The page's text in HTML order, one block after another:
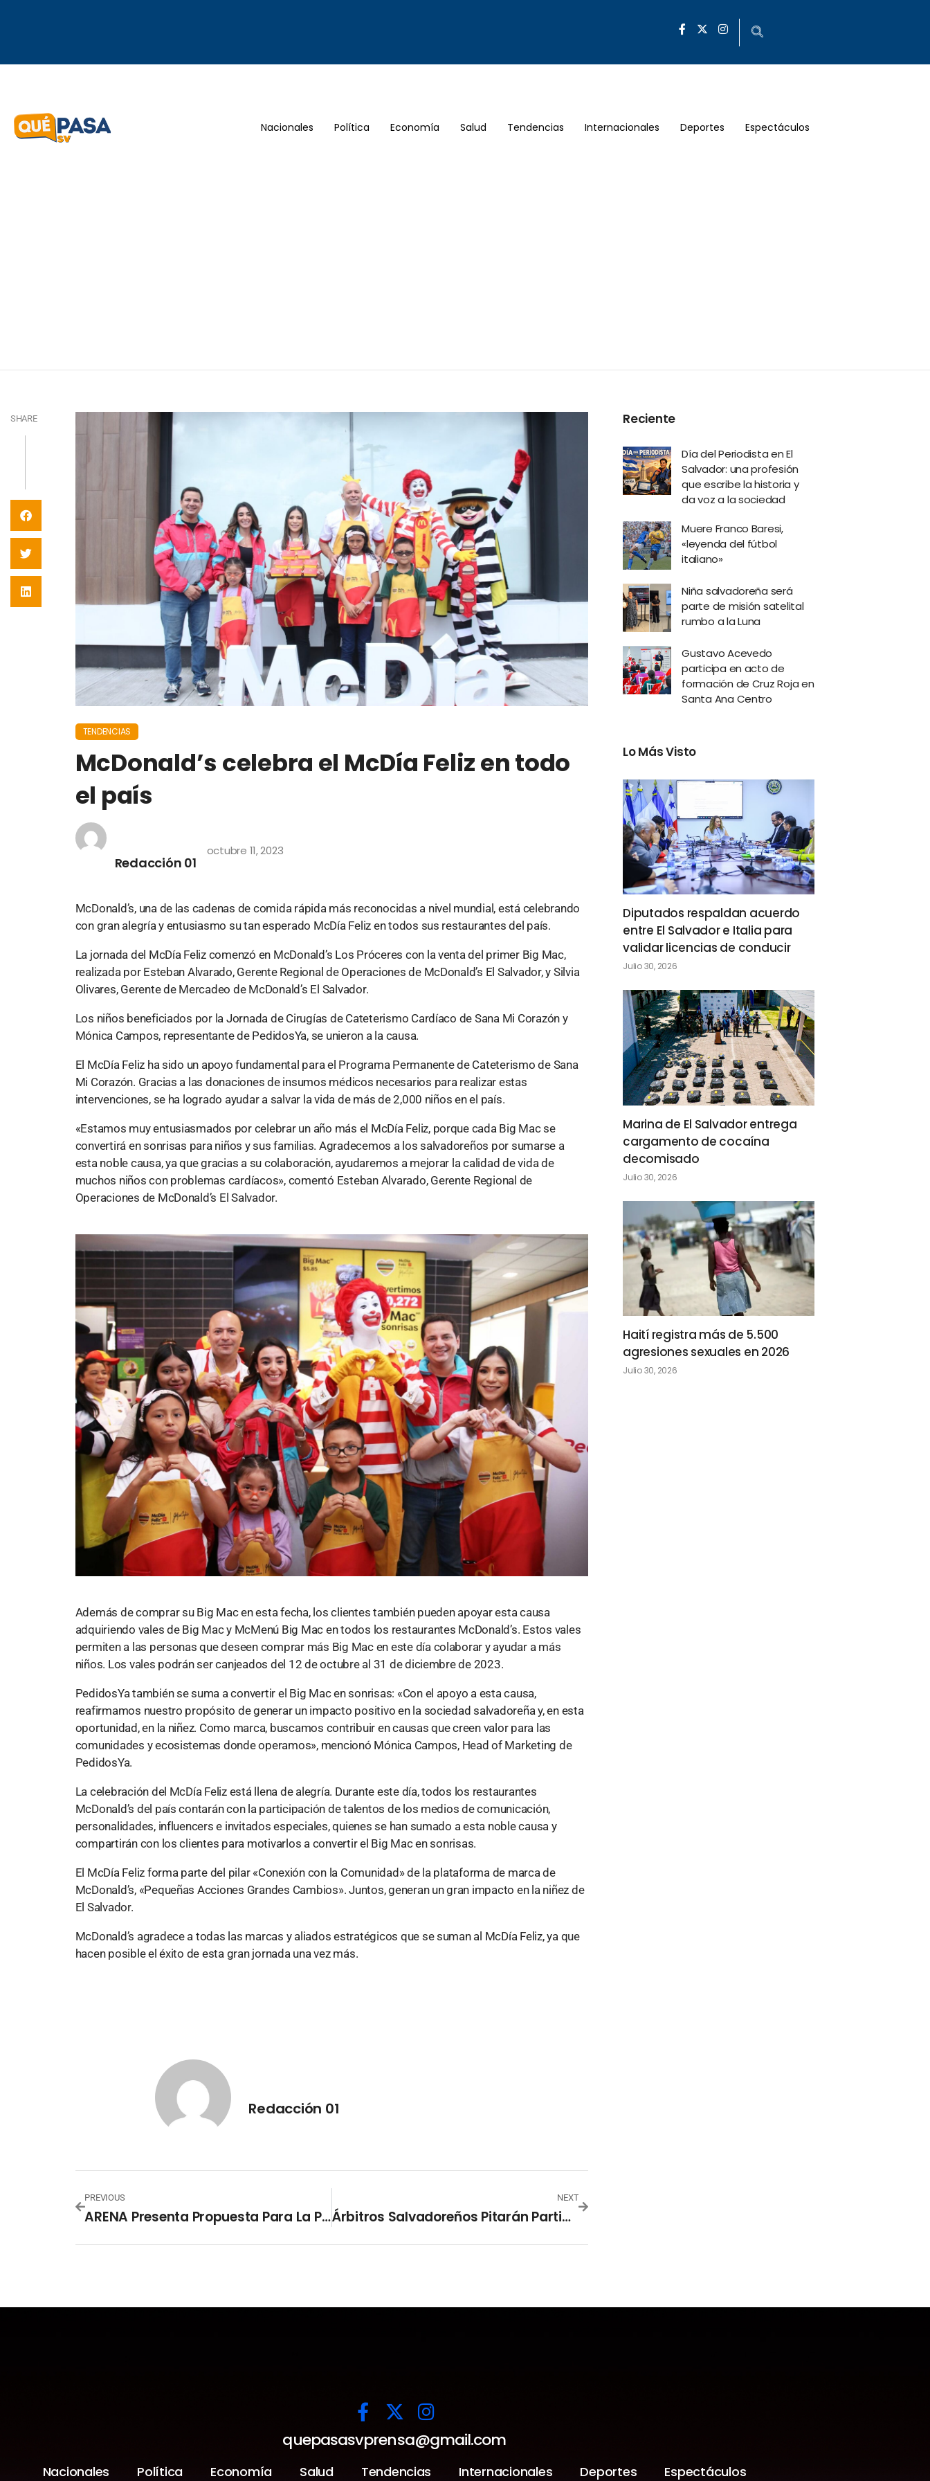
Nacionales Política Economía Salud Tendencias Internacionales Deportes Espectáculos
SHARE
TENDENCIAS
McDonald’s celebra el McDía Feliz en todo
el país
Redacción 01
octubre 11, 2023
McDonald’s, una de las cadenas de comida rápida más reconocidas a nivel mundial, está celebrando
con gran alegría y entusiasmo su tan esperado McDía Feliz en todos sus restaurantes del país.
La jornada del McDía Feliz comenzó en McDonald’s Los Próceres con la venta del primer Big Mac,
realizada por Esteban Alvarado, Gerente Regional de Operaciones de McDonald’s El Salvador, y Silvia
Olivares, Gerente de Mercadeo de McDonald’s El Salvador.
Los niños beneficiados por la Jornada de Cirugías de Cateterismo Cardíaco de Sana Mi Corazón y
Mónica Campos, representante de PedidosYa, se unieron a la causa.
El McDía Feliz ha sido un apoyo fundamental para el Programa Permanente de Cateterismo de Sana
Mi Corazón. Gracias a las donaciones de insumos médicos necesarios para realizar estas
intervenciones, se ha logrado ayudar a salvar la vida de más de 2,000 niños en el país.
«Estamos muy entusiasmados por celebrar un año más el McDía Feliz, porque cada Big Mac se
convertirá en sonrisas para niños y sus familias. Agradecemos a los salvadoreños por sumarse a
esta noble causa, ya que gracias a su colaboración, ayudaremos a mejorar la calidad de vida de
muchos niños con problemas cardíacos», comentó Esteban Alvarado, Gerente Regional de
Operaciones de McDonald’s El Salvador.
Además de comprar su Big Mac en esta fecha, los clientes también pueden apoyar esta causa
adquiriendo vales de Big Mac y McMenú Big Mac en todos los restaurantes McDonald’s. Estos vales
permiten a las personas que deseen comprar más Big Mac en este día colaborar y ayudar a más
niños. Los vales podrán ser canjeados del 12 de octubre al 31 de diciembre de 2023.
PedidosYa también se suma a convertir el Big Mac en sonrisas: «Con el apoyo a esta causa,
reafirmamos nuestro propósito de generar un impacto positivo en la sociedad salvadoreña y, en esta
oportunidad, en la niñez. Como marca, buscamos contribuir en causas que creen valor para las
comunidades y ecosistemas donde operamos», mencionó Mónica Campos, Head of Marketing de
PedidosYa.
La celebración del McDía Feliz está llena de alegría. Durante este día, todos los restaurantes
McDonald’s del país contarán con la participación de talentos de los medios de comunicación,
personalidades, influencers e invitados especiales, quienes se han sumado a esta noble causa y
compartirán con los clientes para motivarlos a convertir el Big Mac en sonrisas.
El McDía Feliz forma parte del pilar «Conexión con la Comunidad» de la plataforma de marca de
McDonald’s, «Pequeñas Acciones Grandes Cambios». Juntos, generan un gran impacto en la niñez de
El Salvador.
McDonald’s agradece a todas las marcas y aliados estratégicos que se suman al McDía Feliz, ya que
hacen posible el éxito de esta gran jornada una vez más.
Redacción 01
PREVIOUS
ARENA Presenta Propuesta Para La Prevención De Suicidios Y Adicciones En El Salvador
NEXT
Árbitros Salvadoreños Pitarán Partido Clave En Liga De Naciones
Reciente
Día del Periodista en El
Salvador: una profesión
que escribe la historia y
da voz a la sociedad
Muere Franco Baresi,
«leyenda del fútbol
italiano»
Niña salvadoreña será
parte de misión satelital
rumbo a la Luna
Gustavo Acevedo
participa en acto de
formación de Cruz Roja en
Santa Ana Centro
Lo Más Visto
Diputados respaldan acuerdo
entre El Salvador e Italia para
validar licencias de conducir
Julio 30, 2026
Marina de El Salvador entrega
cargamento de cocaína
decomisado
Julio 30, 2026
Haití registra más de 5.500
agresiones sexuales en 2026
Julio 30, 2026
quepasasvprensa@gmail.com
Nacionales Política Economía Salud Tendencias Internacionales Deportes Espectáculos